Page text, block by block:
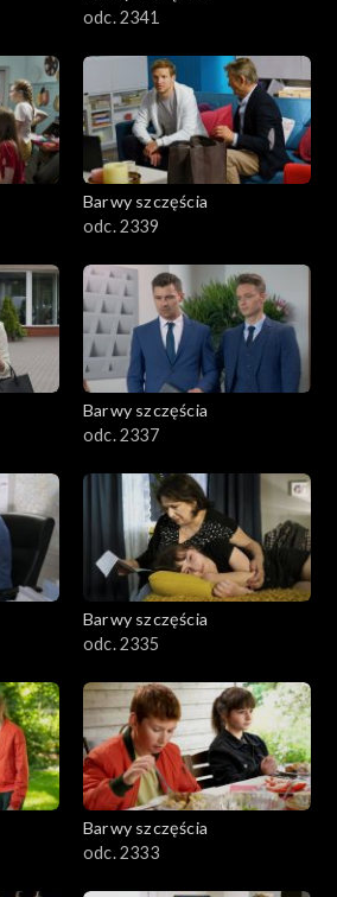
odc. 2341
Barwy szczęścia
odc. 2339
Barwy szczęścia
odc. 2337
Barwy szczęścia
odc. 2335
Barwy szczęścia
odc. 2333